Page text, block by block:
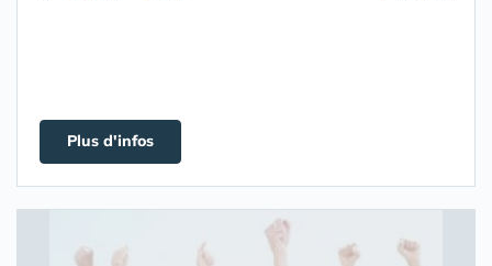
Plus d'infos